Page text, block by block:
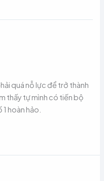
quá nỗ lực để trở thành
thấy tự mình có tiến bộ
hoàn hảo.